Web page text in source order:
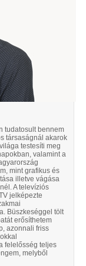
tudatosult bennem
társaságnál akarok
testesíti meg
valamint a
mint grafikus és
illetve vágása
A televíziós
jelképezte
Büszkeséggel tölt
erősíthetem
azonnali friss
felelősség teljes
melyből